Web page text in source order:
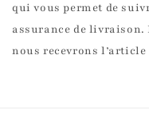
qui vous permet de
assurance de livraison.
nous recevrons